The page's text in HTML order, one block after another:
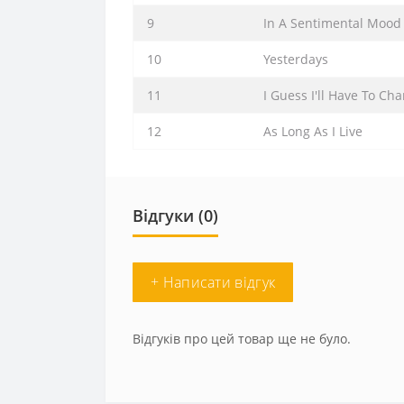
9 In A Sentimental Mood
10 Yesterdays
11 I Guess I'll Have To
12 As Long As I Live
Відгуки (0)
+ Написати відгук
Відгуків про цей товар ще не було.